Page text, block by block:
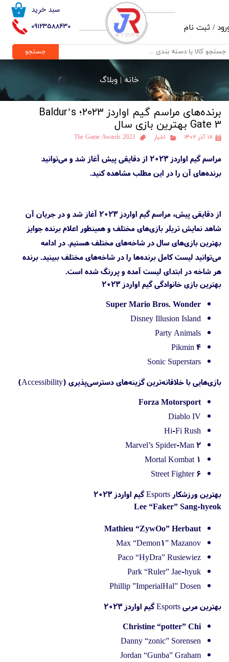
09123588430
۰ سبد خرید
/ ثبت نام
حساب کاربری من
تغییر گذر واژه
خروج از حساب کاربری
جستجو
خانه |وبلاگ
برنده‌های مراسم گیم اواردز ۲۰۲۳؛ Baldur’s
Gate 3 بهترین بازی سال
۱۸ آذر ۱۴۰۲ اخبار The Game Awards 2023
مراسم گیم اواردز ۲۰۲۳ از دقایقی پیش آغاز شد و می‌توانید
برنده‌های آن را در این مطلب مشاهده کنید.
از دقایقی پیش، مراسم گیم اواردز ۲۰۲۳ آغاز شد و در جریان آن
شاهد نمایش تریلر بازی‌های مختلف و همینطور اعلام برنده جوایز
بهترین بازی‌های سال در شاخه‌های مختلف هستیم. در ادامه
می‌توانید لیست کامل برنده‌ها را در شاخه‌های مختلف ببینید. برنده
هر شاخه در ابتدای لیست آمده و پررنگ شده است.
بهترین بازی خانوادگی گیم اواردز 2023
Super Mario Bros. Wonder
Disney Illusion Island
Party Animals
Pikmin 4
Sonic Superstars
بازی‌هایی با خلاقانه‌ترین گزینه‌های دسترسی‌پذیری (Accessibility)
Forza Motorsport
Diablo IV
Hi-Fi Rush
Marvel’s Spider-Man 2
Mortal Kombat 1
Street Fighter 6
بهترین ورزشکار Esports گیم اواردز 2023
Lee “Faker” Sang-hyeok
Mathieu “ZywOo” Herbaut
Max “Demon1” Mazanov
Paco “HyDra” Rusiewiez
Park “Ruler” Jae-hyuk
Phillip ”ImperialHal” Dosen
بهترین مربی Esports گیم اواردز 2023
Christine “potter” Chi
Danny “zonic” Sorensen
Jordan “Gunba” Graham